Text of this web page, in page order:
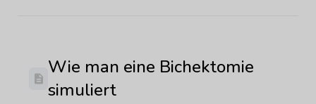
Wie man eine Bichektomie
simuliert